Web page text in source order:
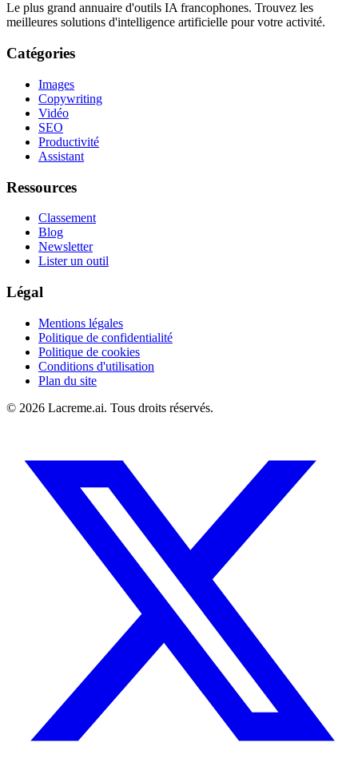
Le plus grand annuaire d'outils IA francophones. Trouvez les
meilleures solutions d'intelligence artificielle pour votre activité.
Catégories
Images
Copywriting
Vidéo
SEO
Productivité
Assistant
Ressources
Classement
Blog
Newsletter
Lister un outil
Légal
Mentions légales
Politique de confidentialité
Politique de cookies
Conditions d'utilisation
Plan du site
© 2026 Lacreme.ai. Tous droits réservés.